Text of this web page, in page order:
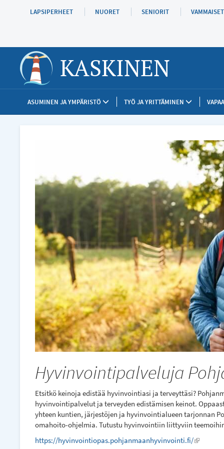
pääsisältöönLAPSIPERHEET NUORET SENIORIT VAMMAISET
KASKINEN
ASUMINEN JA YMPÄRISTÖ TYÖ JA YRITTÄMINEN
Hyvinvointipalveluja
Etsitkö keinoja edistää hyvinvointiasi ja terveyttäsi?
hyvinvointipalvelut ja terveyden edistämisen keinot.
yhteen kuntien, järjestöjen ja hyvinvointialueen tarjonnan
omahoito-ohjelmia. Tutustu hyvinvointiin liittyviin
https://hyvinvointiopas.pohjanmaanhyvinvointi.fi/(link